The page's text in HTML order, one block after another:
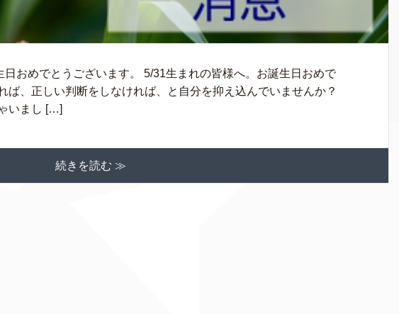
おめでとうございます。 5/31生まれの皆様へ。お誕生日おめで
ば、正しい判断をしなければ、と自分を抑え込んでいませんか？
いまし […]
続きを読む ≫